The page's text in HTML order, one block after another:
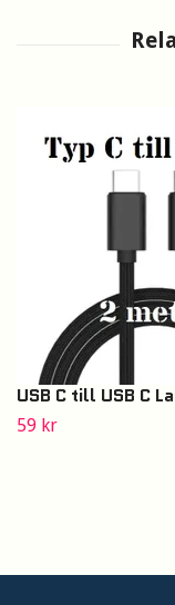
USB C till USB C
59 kr